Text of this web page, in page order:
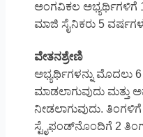
ಅಂಗವಿಕಲ ಅಭ್ಯರ್ಥಿಗಳಿಗೆ
ಮಾಜಿ ಸೈನಿಕರು 5
ವೇತನಶ್ರೇಣಿ
ಅಭ್ಯರ್ಥಿಗಳನ್ನು
ಮಾಡಲಾಗುವುದು ಮತ್ತು
ನೀಡಲಾಗುವುದು.
ಸ್ಟೈಫಂಡ್‌ನೊಂದಿಗೆ 2